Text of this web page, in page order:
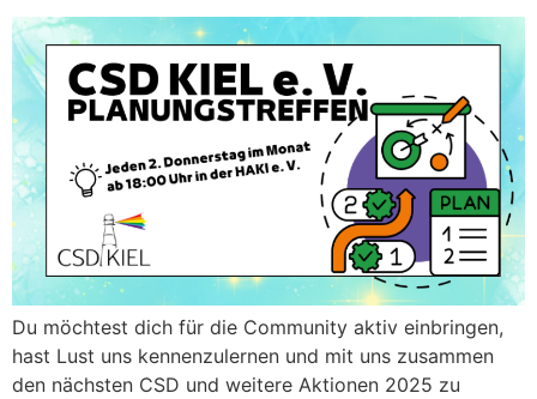
Du möchtest dich für die Community aktiv einbringen,
hast Lust uns kennenzulernen und mit uns zusammen
den nächsten CSD und weitere Aktionen 2025 zu